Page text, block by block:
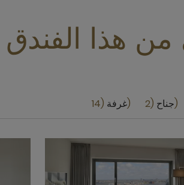
هذا الفندق
جناح 2 غرفة 14